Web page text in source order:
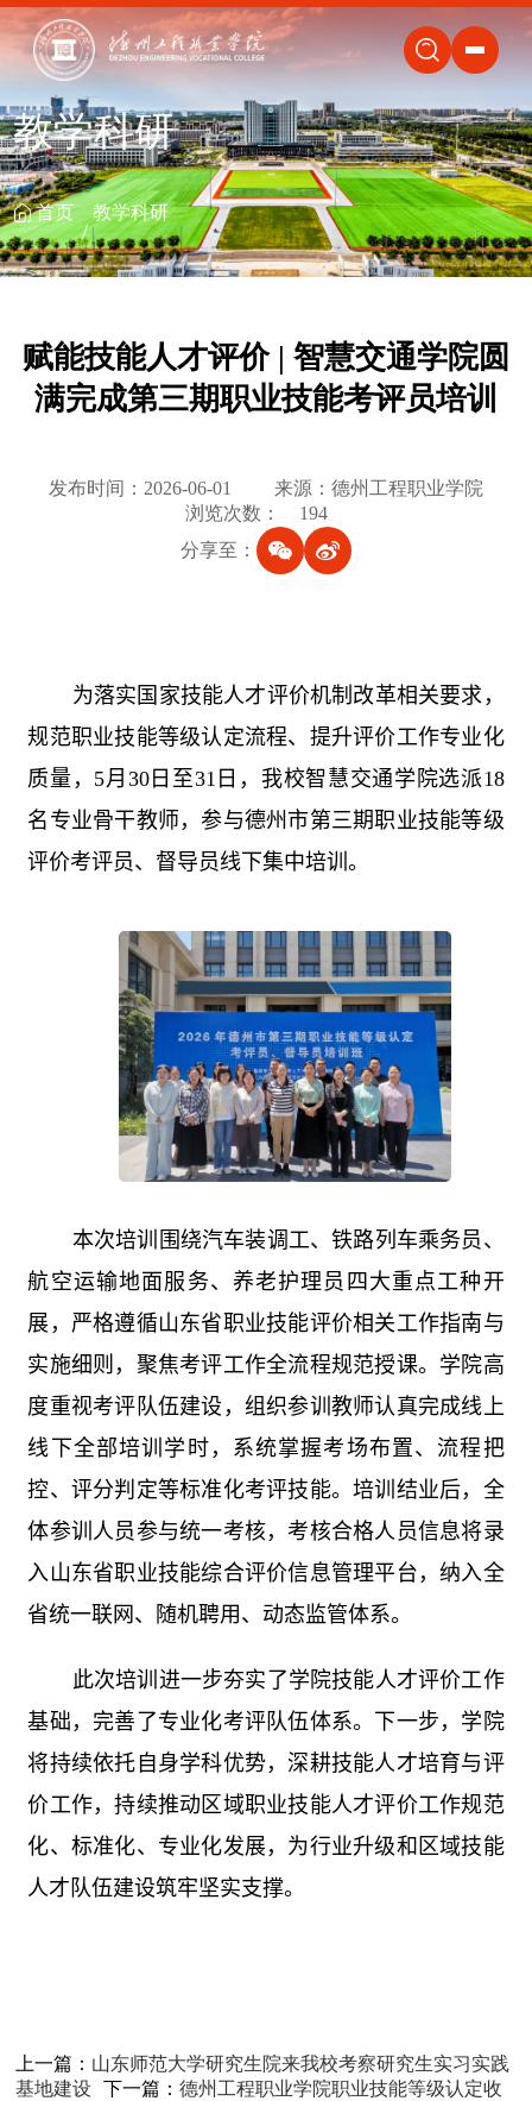
关闭
教学科研
首页 教学科研
赋能技能人才评价 | 智慧交通学院圆
满完成第三期职业技能考评员培训
发布时间：2026-06-01
来源：德州工程职业学院
浏览次数：
194
分享至：
为落实国家技能人才评价机制改革相关要求，
规范职业技能等级认定流程、提升评价工作专业化
质量， 5月 30日至31 日，我校智慧交通学院选派18
名专业骨干教师，参与德州市第三期职业技能等级
评价考评员、督导员线下集中培训。
本次培训围绕汽车装调工、铁路列车乘务员、
航空运输地面服务、养老护理员四大重点工种开
展，严格遵循山东省职业技能评价相关工作指南与
实施细则，聚焦考评工作全流程规范授课。学院高
度重视考评队伍建设，组织参训教师认真完成线上
线下全部培训学时，系统掌握考场布置、流程把
控、评分判定等标准化考评技能。培训结业后，全
体参训人员参与统一考核，考核合格人员信息将录
入山东省职业技能综合评价信息管理平台，纳入全
省统一联网、随机聘用、动态监管体系。
此次培训进一步夯实了学院技能人才评价工作
基础，完善了专业化考评队伍体系。下一步，学院
将持续依托自身学科优势，深耕技能人才培育与评
价工作，持续推动区域职业技能人才评价工作规范
化、标准化、专业化发展，为行业升级和区域技能
人才队伍建设筑牢坚实支撑。
上一篇： 山东师范大学研究生院来我校考察研究生实习实践
基地建设
下一篇：德州工程职业学院职业技能等级认定收